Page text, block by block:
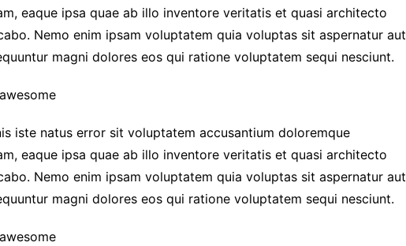
eaque ipsa quae ab illo inventore veritatis et quasi architecto
Nemo enim ipsam voluptatem quia voluptas sit aspernatur aut
magni dolores eos qui ratione voluptatem sequi nesciunt.
iste natus error sit voluptatem accusantium doloremque
eaque ipsa quae ab illo inventore veritatis et quasi architecto
Nemo enim ipsam voluptatem quia voluptas sit aspernatur aut
magni dolores eos qui ratione voluptatem sequi nesciunt.